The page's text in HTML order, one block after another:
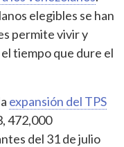
elegibles se han
permite vivir y
tiempo que dure el
expansión del TPS
472,000
del 31 de julio